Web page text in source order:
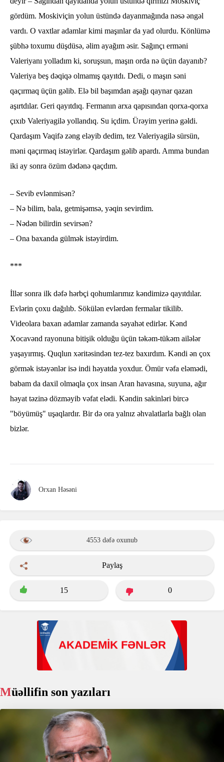
gördüm. Moskiviçin yolun üstündə dayanmağında nəsə əngəl
vardı. O vaxtlar adamlar kimi maşınlar da yad olurdu. Könlümə
şübhə toxumu düşdüsə, əlim ayağım əsir. Sağınçı erməni
Valeriyanı yolladım ki, soruşsun, maşın orda nə üçün dayanıb?
Valeriya beş dəqiqə olmamış qayıtdı. Dedi, o maşın səni
qaçırmaq üçün gəlib. Elə bil başımdan aşağı qaynar qazan
aşırtdılar. Geri qayıtdıq. Fermanın arxa qapısından qorxa-qorxa
çıxıb Valeriyagilə yollandıq. Su içdim. Ürəyim yerinə gəldi.
Qardaşım Vaqifə zəng eləyib dedim, tez Valeriyagilə sürsün,
məni qaçırmaq istəyirlər. Qardaşım gəlib apardı. Amma bundan
iki ay sonra özüm dədənə qaçdım.
– Sevib evlənmisən?
– Nə bilim, bala, getmişəmsə, yəqin sevirdim.
– Nədən bilirdin sevirsən?
– Ona baxanda gülmək istəyirdim.
***
İllər sonra ilk dəfə hərbçi qohumlarımız kəndimizə qayıtdılar.
Evlərin çoxu dağılıb. Sökülən evlərdən fermalar tikilib.
Videolara baxan adamlar zamanda səyahət edirlər. Kənd
Xocavənd rayonuna bitişik olduğu üçün təkəm-tükəm ailələr
yaşayırmış. Quqlun xəritəsindən tez-tez baxırdım. Kəndi ən çox
görmək istəyənlər isə indi həyatda yoxdur. Ömür vəfa eləmədi,
babam da daxil olmaqla çox insan Aran havasına, suyuna, ağır
həyat təzinə dözməyib vəfat elədi. Kəndin sakinləri bircə
"böyümüş" uşaqlardır. Bir də ora yalnız əhvalatlarla bağlı olan
bizlər.
Orxan Həsəni
4553 dəfə oxunub
Paylaş
15 0
Müəllifin son yazıları